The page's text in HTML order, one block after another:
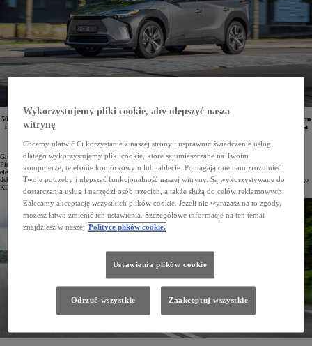
50 egzemplarzy elektrycznej Toyoty bZ4X trafi do floty włoskiego lidera w procesach cyfryzacji dla firm
i administracji publicznej Engineering. Wybór modeli Toyoty w ramach elektryfikacji parku aut dla
długoterminowego KINTO.
Grupa Engineering zatrudnia przeszło 15 tysięcy pracowników w 80 różnych lokalizacjach na całym świecie.
Firma zakłada, że do 2026 roku będzie dysponować niskoemisyjną flotą składającą się wyłącznie z pojazdów
elektrycznych oraz hybrydowych, które będą emitować mniej niż 60 g CO2 na kilometr. Elementem strategii
dekarbonizacji jest włączenie do floty właśnie 50 modeli Toyoty bZ4X w ramach wynajmu długoterminowego
KINTO.
Wykorzystujemy pliki cookie, aby ulepszyć naszą
witrynę
Chcemy ułatwić Ci korzystanie z naszej strony i usprawnić świadczenie usług,
dlatego wykorzystujemy pliki cookie, które są umieszczane na Twoim
komputerze, telefonie komórkowym lub tablecie. Pomagają one nam zrozumieć
Twoje potrzeby i ulepszać funkcjonalność naszej witryny. Są wykorzystywane do
dostarczania usług i narzędzi osób trzecich, a także służą do celów reklamowych.
Zalecamy akceptację wszystkich plików cookie. Jeżeli nie wyrażasz na to zgody,
możesz łatwo zmienić ich ustawienia. Szczegółowe informacje na ten temat
znajdziesz w naszej Polityce plików cookie.
Ustawienia plików cookie
Odrzuć wszystkie Zaakceptuj wszystkie